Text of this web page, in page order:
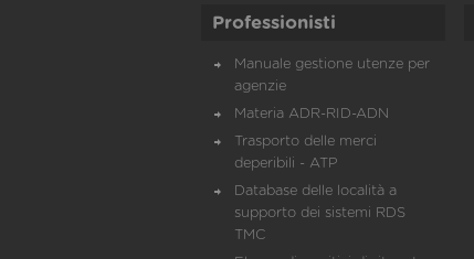
Professionisti
Manuale gestione utenze per
agenzie
Materia ADR-RID-ADN
Trasporto delle merci
deperibili - ATP
Database delle località a
supporto dei sistemi RDS
TMC